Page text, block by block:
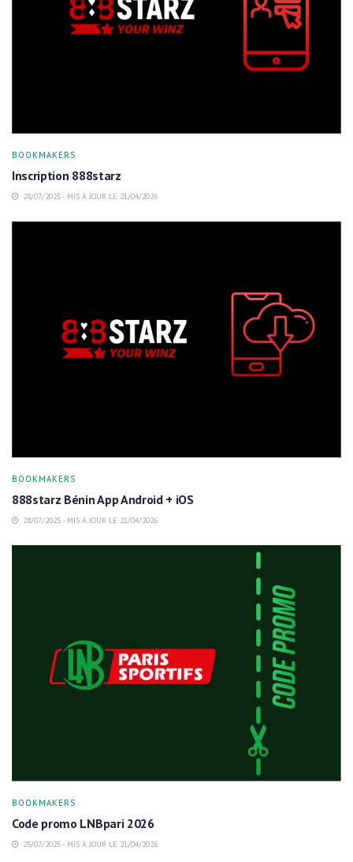
BOOKMAKERS
Inscription 888starz
28/07/2025 - MIS À JOUR LE 21/04/2026
BOOKMAKERS
888starz Bénin App Android + iOS
28/07/2025 - MIS À JOUR LE 21/04/2026
BOOKMAKERS
Code promo LNBpari 2026
25/07/2025 - MIS À JOUR LE 21/04/2026